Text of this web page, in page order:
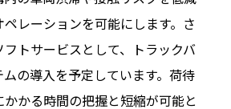
レーションを可能にします。さ
トサービスとして、トラックバ
の導入を予定しています。荷待
かる時間の把握と短縮が可能と